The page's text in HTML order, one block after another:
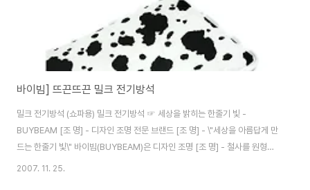
바이빔] 뜨끈뜨끈 밀크 전기방석
밀크 전기방석 (쇼파용) 밀크 전기방석 ☞ 세상을 밝히는 한줄기 빛 -
BUYBEAM [조 명] - 디자인 조명 전문 브랜드 [조 명] - \"세상을 아름답게 만
드는 한줄기 빛\" 바이빔(BUYBEAM)은 디자인 조명 [조 명] - 철사를 원형으
로 말아 제작한 수공예 인테리어 스탠드 [침 실] - 난방용품]黃土家] 황토가
2007. 11. 25.